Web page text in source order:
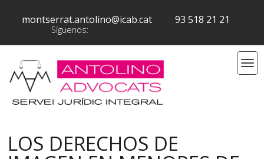
montserrat.antolino@icab.cat 93 518 21 21
Síguenos:
LOS DERECHOS DE